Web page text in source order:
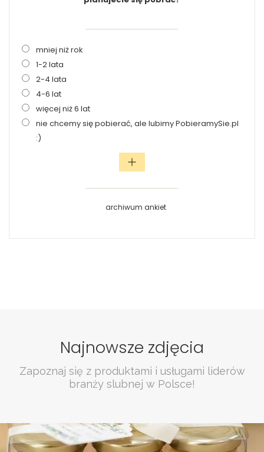
mniej niż rok
1-2 lata
2-4 lata
4-6 lat
więcej niż 6 lat
nie chcemy się pobierać, ale lubimy PobieramySie.pl
:)
archiwum ankiet
Najnowsze zdjęcia
Zapoznaj się z produktami i usługami liderów
branży slubnej w Polsce!